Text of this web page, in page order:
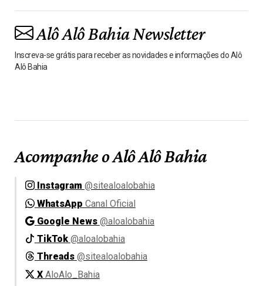
Alô Alô Bahia Newsletter
Inscreva-se grátis para receber as novidades e informações do Alô
Alô Bahia
Acompanhe o Alô Alô Bahia
Instagram @sitealoalobahia
WhatsApp Canal Oficial
Google News @aloalobahia
TikTok @aloalobahia
Threads @sitealoalobahia
X AloAlo_Bahia